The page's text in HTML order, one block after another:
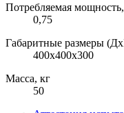
Потребляемая
0,75
Габаритные размеры
400x400x300
Масса, кг
50